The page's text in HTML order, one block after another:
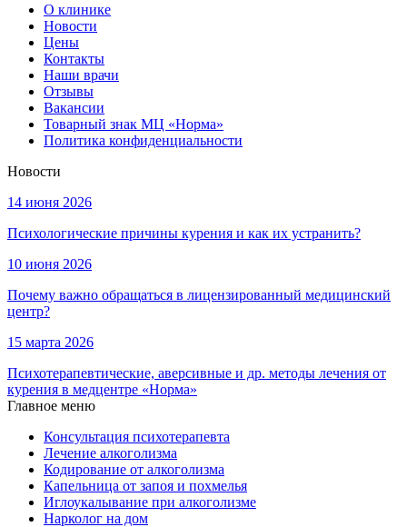
О клинике
Новости
Цены
Контакты
Наши врачи
Отзывы
Вакансии
Товарный знак МЦ «Норма»
Политика конфиденциальности
Новости
14 июня 2026
Психологические причины курения и как их устранить?
10 июня 2026
Почему важно обращаться в лицензированный медицинский
центр?
15 марта 2026
Психотерапевтические, аверсивные и др. методы лечения от
курения в медцентре «Норма»
Главное меню
Консультация психотерапевта
Лечение алкоголизма
Кодирование от алкоголизма
Капельница от запоя и похмелья
Иглоукалывание при алкоголизме
Нарколог на дом